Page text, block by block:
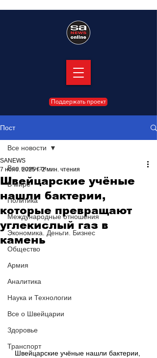
Поддержать проект
Пост
Все новости
В мире
Политика
Международные отношения
Экономика. Деньги. Бизнес
Общество
Армия
Аналитика
Наука и Технологии
Все о Швейцарии
Здоровье
Транспорт
Все новости
Швейцарские учёные
нашли бактерии,
которые превращают
углекислый газ в
камень
SANEWS
7 нояб. 2025 г. 2 мин. чтения
Швейцарские учёные нашли бактерии,